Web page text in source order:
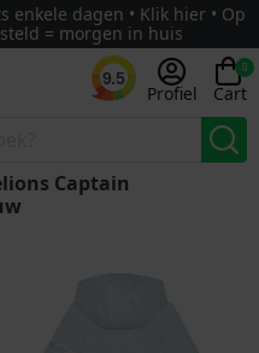
enkele dagen • Klik hier • Op
= morgen in huis
9.5
Profiel
0
Cart
Captain